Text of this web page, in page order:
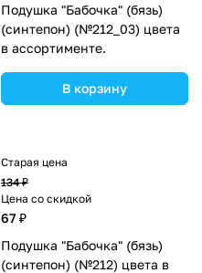
Подушка "Бабочка" (бязь)
(синтепон) (№212_03) цвета
в ассортименте.
В корзину
Старая цена
134 ₽
Цена со скидкой
67 ₽
Подушка "Бабочка" (бязь)
(синтепон) (№212) цвета в